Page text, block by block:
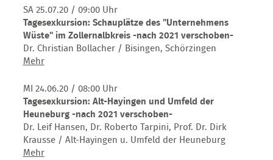
nach
2021
verschoben-
in
Freiburg
-
ABGESAGT
!!-
SA 25.07.20/ 09:00 Uhr
Tagesexkursion: Schauplätze des "Unternehmens
Wüste" im Zollernalbkreis -nach 2021 verschoben-
Dr. Christian Bollacher / Bisingen, Schörzingen
MehrTagesexkursion:
des
"Unternehmens
Wüste"
im
Zollernalbkreis
-
MI 24.06.20/ 08:00 Uhr
Tagesexkursion: Alt-Hayingen und Umfeld der
Heuneburg -nach 2021 verschoben-
Dr. Leif Hansen, Dr. Roberto Tarpini, Prof. Dr. Dirk
Krausse / Alt-Hayingen u. Umfeld der Heuneburg
MehrTagesexkursion: